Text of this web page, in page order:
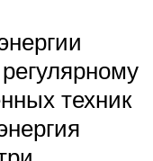
техник